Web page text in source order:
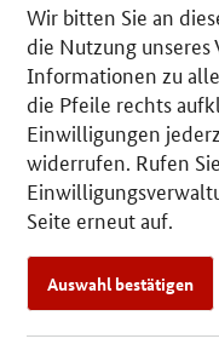
Wir bitten Sie an
die Nutzung
Informationen zu
die Pfeile rechts
Einwilligungen
widerrufen. Rufen
Seite erneut auf.
Auswahl bestätigen